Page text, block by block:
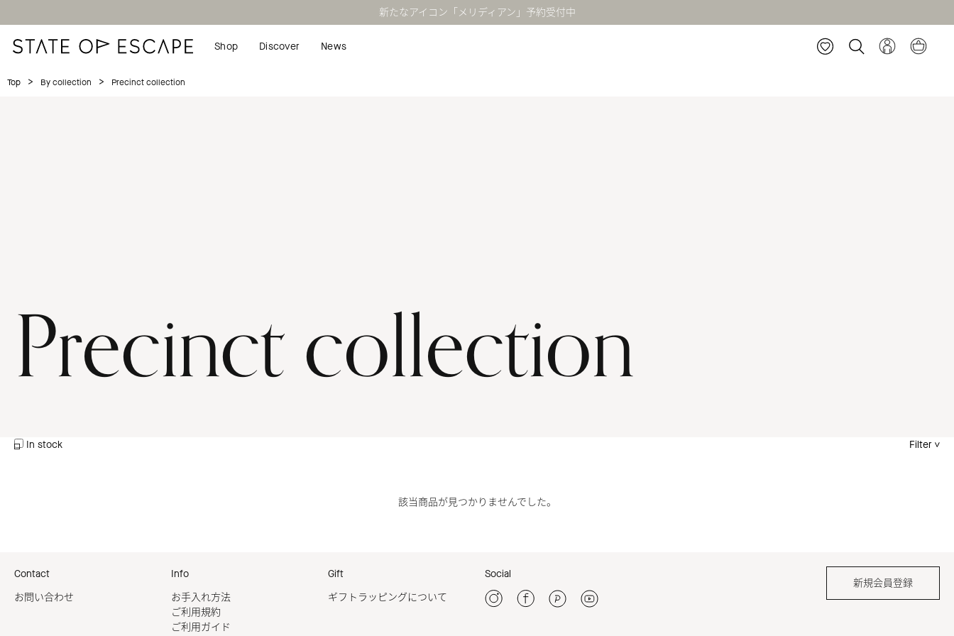
新たなアイコン「メリディアン」予約受付中
Shop Discover News
Top > By collection > Precinct collection
Precinct collection
In stock Filter
該当商品が見つかりませんでした。
Contact
お問い合わせ
Info
お手入れ方法
ご利用規約
ご利用ガイド
Gift
ギフトラッピングについて
Social
新規会員登録